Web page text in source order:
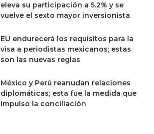
eleva su participación a 5.2% y se
vuelve el sexto mayor inversionista
EU endurecerá los requisitos para la
visa a periodistas mexicanos; estas
son las nuevas reglas
México y Perú reanudan relaciones
diplomáticas; esta fue la medida que
impulso la conciliación